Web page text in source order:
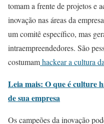
tomam a frente de projetos e
inovação nas áreas da
um comitê específico, mas
intraempreendedores. São
costumamhackear a cultura
Leia mais: O que é culture
de sua empresa
Os campeões da inovação